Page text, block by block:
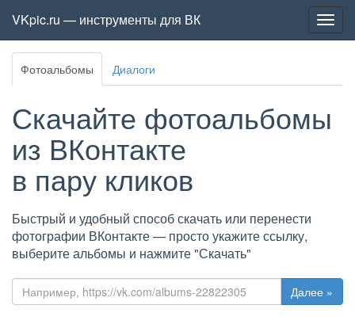
Меню
VKpic.ru — инструменты для ВК
Фотоальбомы Диалоги
Скачайте фотоальбомы
из ВКонтакте
в пару кликов
Быстрый и удобный способ скачать или перенести
фотографии ВКонтакте — просто укажите ссылку,
выберите альбомы и нажмите "Скачать"